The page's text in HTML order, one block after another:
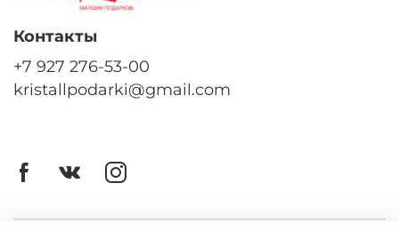
Контакты
+7 927 276-53-00
kristallpodarki@gmail.com